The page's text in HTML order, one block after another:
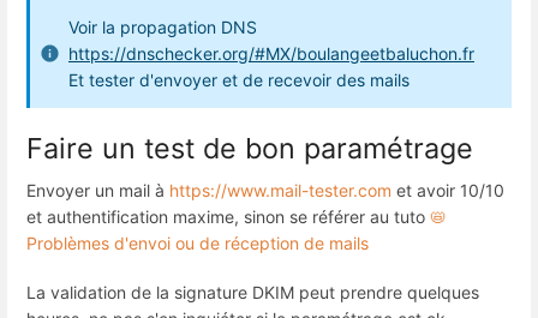
Voir la propagation DNS
https://dnschecker.org/#MX/boulangeetbaluchon.fr
Et tester d'envoyer et de recevoir des mails
Faire un test de bon paramétrage
Envoyer un mail à https://www.mail-tester.com et avoir 10/10
et authentification maxime, sinon se référer au tuto 📛
Problèmes d'envoi ou de réception de mails
La validation de la signature DKIM peut prendre quelques